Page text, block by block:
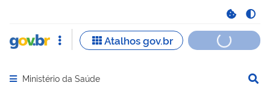
Abrir menu principal de navegação
Ministério da Saúde